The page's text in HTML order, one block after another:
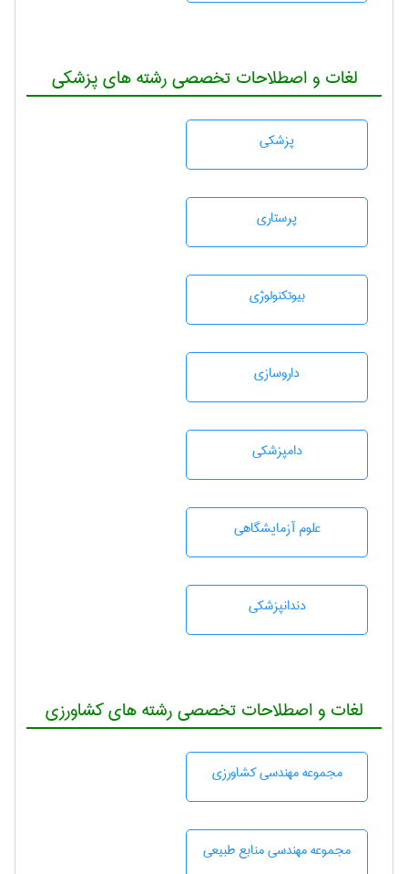
لغات و اصطلاحات تخصصی رشته های پزشکی
پزشكی
پرستاری
بيوتكنولوژی
داروسازی
دامپزشكی
علوم آزمايشگاهی
دندانپزشكی
لغات و اصطلاحات تخصصی رشته های کشاورزی
مجموعه مهندسی كشاورزی
مجموعه مهندسی منابع طبيعی